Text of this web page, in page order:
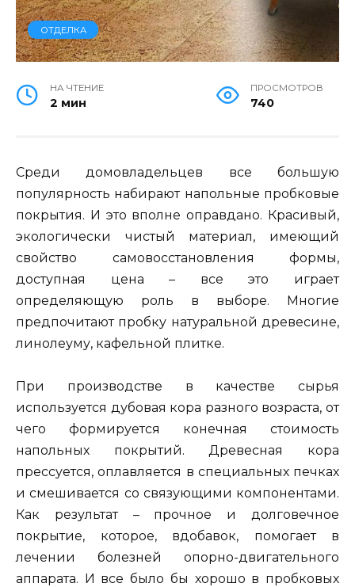
ОТДЕЛКА
НА ЧТЕНИЕ
2 мин
ПРОСМОТРОВ
740
Среди домовладельцев все большую
популярность набирают напольные пробковые
покрытия. И это вполне оправдано. Красивый,
экологически чистый материал, имеющий
свойство самовосстановления формы,
доступная цена – все это играет
определяющую роль в выборе. Многие
предпочитают пробку натуральной древесине,
линолеуму, кафельной плитке.
При производстве в качестве сырья
используется дубовая кора разного возраста, от
чего формируется конечная стоимость
напольных покрытий. Древесная кора
прессуется, оплавляется в специальных печках
и смешивается со связующими компонентами.
Как результат – прочное и долговечное
покрытие, которое, вдобавок, помогает в
лечении болезней опорно-двигательного
аппарата. И все было бы хорошо в пробковых